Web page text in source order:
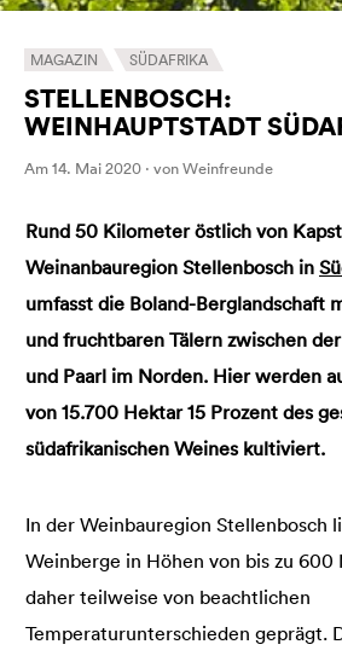
MAGAZIN SÜDAFRIKA
STELLENBOSCH:
WEINHAUPTSTADT
Am 14. Mai 2020 · von Weinfreunde
Rund 50 Kilometer östlich von
Weinanbauregion Stellenbosch in
umfasst die Boland-Berglandschaft
und fruchtbaren Tälern zwischen
und Paarl im Norden. Hier werden
von 15.700 Hektar 15 Prozent des
südafrikanischen Weines kultiviert.
In der Weinbauregion Stellenbosch
Weinberge in Höhen von bis zu
daher teilweise von beachtlichen
Temperaturunterschieden geprägt.